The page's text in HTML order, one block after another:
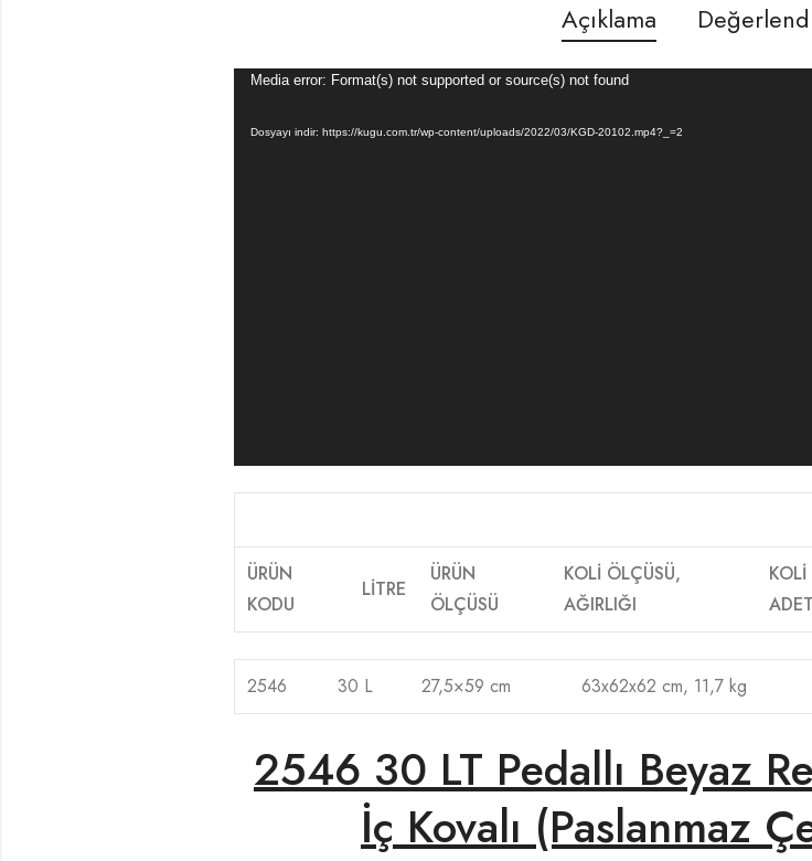
Açıklama
Video
Media error: Format(s) not supported or source(s) not found
Dosyayı indir: https://kugu.com.tr/wp-content/uploads/2022/03/KGD-20102.mp4?_=2
ÜRÜN
KODU
LİTRE
ÜRÜN
ÖLÇÜSÜ
KOLİ ÖLÇÜSÜ,
AĞIRLIĞI
ADET
2546 30 L 27,5×59 cm 63x62x62 cm, 11,7 kg
2546 30 LT Pedallı Beyaz
İç Kovalı (Paslanmaz